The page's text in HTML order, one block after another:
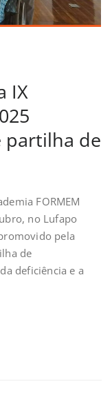
IX
partilha de
FORMEM
no Lufapo
pela
de
deficiência e a